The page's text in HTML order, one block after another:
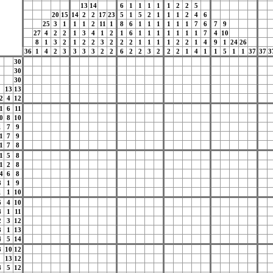
13 14 6 1 1 1 1 1 2 2
5
20 15 14 2 2 17 23 5 1 5 2 1 1 1 2 4
6
25 3 1 1 1 2 11 1 8 6 1 1 1 1 1 1 7 6 7
9
27 4 2 2 1 3 4 1 2 1 6 1 1 1 1 1 1 1 7 4 10
8
1 3 2 1 2 2 3 2 2 2 1 1 1 1 2 2 1 4 9 1 24 26
36 1 4 2 3 3 3 3 2 2 6 2 2 3 2 2 2 1 4 1 1 5 1 1 37 37
30
30
30
13 13
4 12
6
11
8 10
7
9
7
9
7
8
5
8
2
8
6
8
1
9
1
10
4 10
1
11
3
12
1
13
5
14
10 12
13 12
5
12